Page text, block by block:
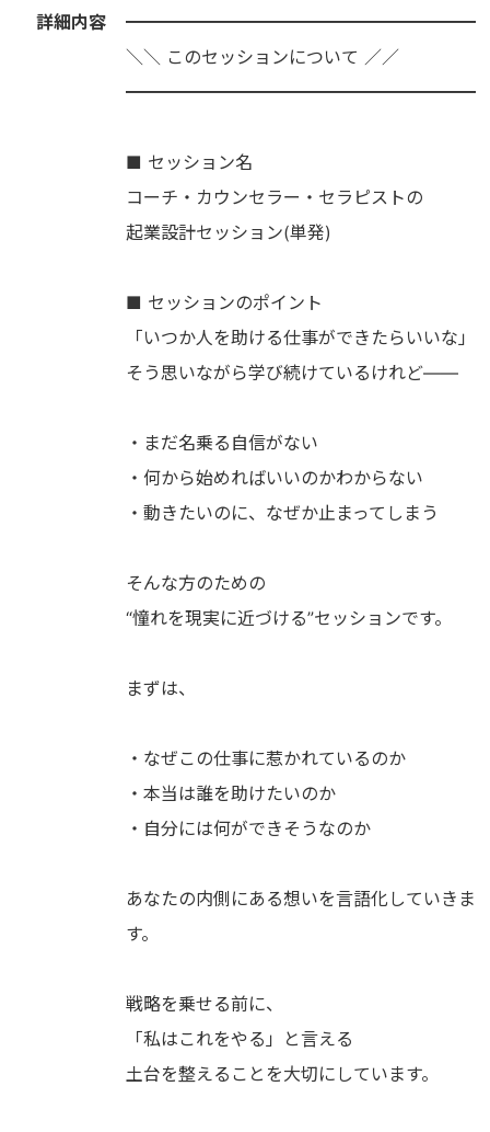
詳細内容
━━━━━━━━━━━━━━━━━━━━
＼＼ このセッションについて ／／
━━━━━━━━━━━━━━━━━━━━
■ セッション名
コーチ・カウンセラー・セラピストの
起業設計セッション(単発)
■ セッションのポイント
「いつか人を助ける仕事ができたらいいな」
そう思いながら学び続けているけれど――
・まだ名乗る自信がない
・何から始めればいいのかわからない
・動きたいのに、なぜか止まってしまう
そんな方のための
“憧れを現実に近づける”セッションです。
まずは、
・なぜこの仕事に惹かれているのか
・本当は誰を助けたいのか
・自分には何ができそうなのか
あなたの内側にある想いを言語化していきま
す。
戦略を乗せる前に、
「私はこれをやる」と言える
土台を整えることを大切にしています。